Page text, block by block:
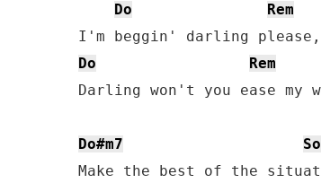
Do
Rem
Do
Rem
Darling won't you ease my
Do#m7